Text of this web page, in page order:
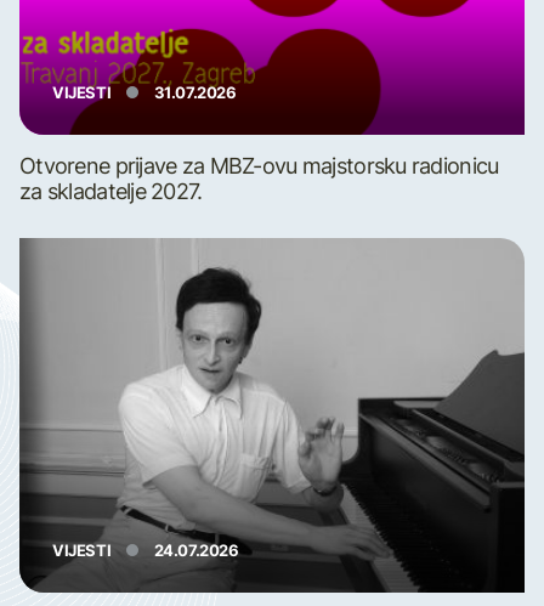
VIJESTI 31.07.2026
Otvorene prijave za MBZ-ovu majstorsku radionicu
za skladatelje 2027.
VIJESTI 24.07.2026